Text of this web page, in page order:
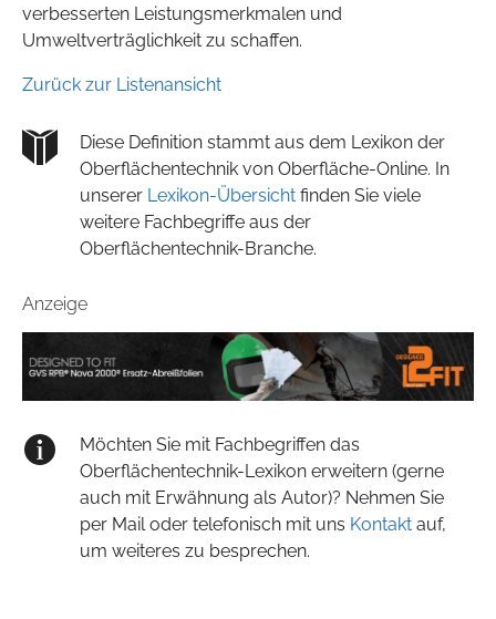
verbesserten Leistungsmerkmalen und
Umweltverträglichkeit zu schaffen.
Zurück zur Listenansicht
Diese Definition stammt aus dem Lexikon der
Oberflächentechnik von Oberfläche-Online. In
unserer Lexikon-Übersicht finden Sie viele
weitere Fachbegriffe aus der
Oberflächentechnik-Branche.
Anzeige
Möchten Sie mit Fachbegriffen das
Oberflächentechnik-Lexikon erweitern (gerne
auch mit Erwähnung als Autor)? Nehmen Sie
per Mail oder telefonisch mit uns Kontakt auf,
um weiteres zu besprechen.